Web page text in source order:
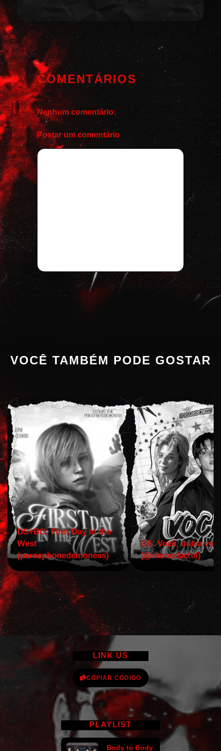
COMENTÁRIOS
Nenhum comentário:
Postar um comentário
VOCÊ TAMBÉM PODE GOSTAR
DS+BC: First Day in the
West
(persephonedemoness)
DS: Você, outra vez!
(@domodachii)
LINK US
COPIAR CÓDIGO
PLAYLIST
Body to Body